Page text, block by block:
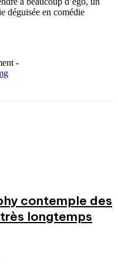
déguisée en comédie
-
contemple des
longtemps